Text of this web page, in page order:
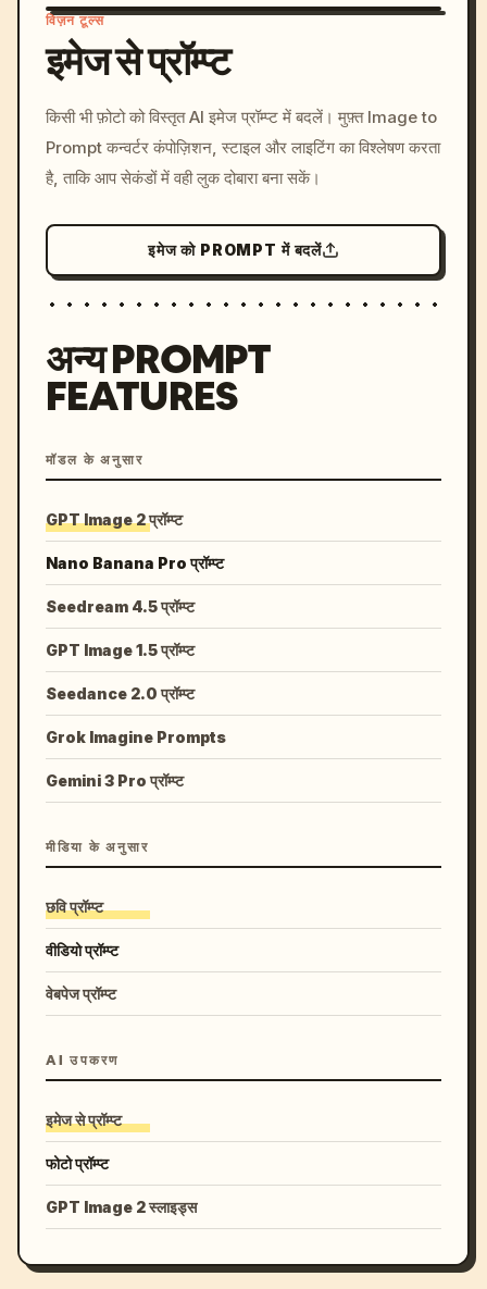
c, cyberpunk sunset, neon
colors, 8k --v 6.0
विज़न टूल्स
इमेज से प्रॉम्प्ट
किसी भी फ़ोटो को विस्तृत AI इमेज प्रॉम्प्ट में बदलें। मुफ़्त Image to
Prompt कन्वर्टर कंपोज़िशन, स्टाइल और लाइटिंग का विश्लेषण करता
है, ताकि आप सेकंडों में वही लुक दोबारा बना सकें।
इमेज को PROMPT में बदलें
अन्य PROMPT
FEATURES
मॉडल के अनुसार
GPT Image 2 प्रॉम्प्ट
Nano Banana Pro प्रॉम्प्ट
Seedream 4.5 प्रॉम्प्ट
GPT Image 1.5 प्रॉम्प्ट
Seedance 2.0 प्रॉम्प्ट
Grok Imagine Prompts
Gemini 3 Pro प्रॉम्प्ट
मीडिया के अनुसार
छवि प्रॉम्प्ट
वीडियो प्रॉम्प्ट
वेबपेज प्रॉम्प्ट
AI उपकरण
इमेज से प्रॉम्प्ट
फोटो प्रॉम्प्ट
GPT Image 2 स्लाइड्स